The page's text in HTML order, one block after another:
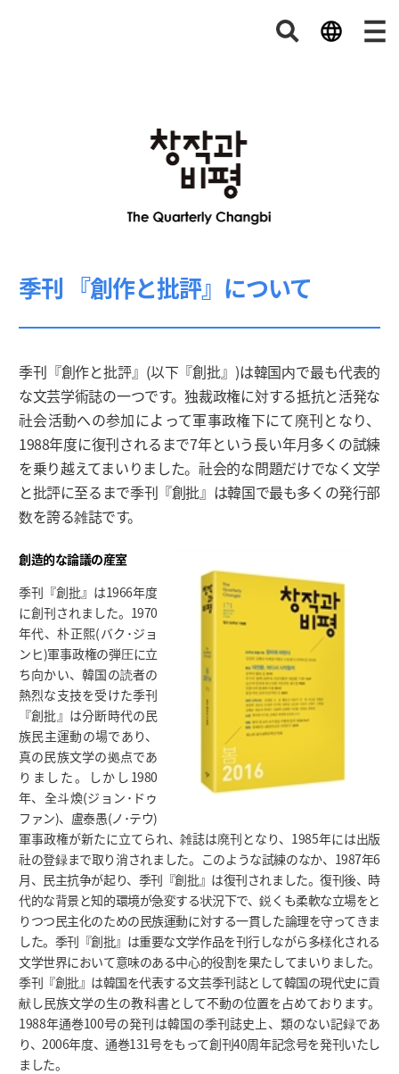
季刊 『創作と批評』について
季刊『創作と批評』(以下『創批』)は韓国内で最も代表的
な文芸学術誌の一つです。独裁政権に対する抵抗と活発な
社会活動への参加によって軍事政権下にて廃刊となり、
1988年度に復刊されるまで7年という長い年月多くの試練
を乗り越えてまいりました。社会的な問題だけでなく文学
と批評に至るまで季刊『創批』は韓国で最も多くの発行部
数を誇る雑誌です。
創造的な論議の産室
季刊『創批』は1966年度
に創刊されました。1970
年代、朴正熙(バク･ジョ
ンヒ)軍事政権の弾圧に立
ち向かい、韓国の読者の
熱烈な支技を受けた季刊
『創批』は分断時代の民
族民主運動の場であり、
真の民族文学の拠点であ
りました。しかし1980
年、全斗煥(ジョン･ドゥ
ファン)、盧泰愚(ノ･テウ)
軍事政権が新たに立てられ、雑誌は廃刊となり、1985年には出版
社の登録まで取り消されました。このような試練のなか、1987年6
月、民主抗争が起り、季刊『創批』は復刊されました。復刊後、時
代的な背景と知的環境が急変する状況下で、鋭くも柔軟な立場をと
りつつ民主化のための民族運動に対する一貫した論理を守ってきま
した。季刊『創批』は重要な文学作品を刊行しながら多様化される
文学世界において意味のある中心的役割を果たしてまいりました。
季刊『創批』は韓国を代表する文芸季刊誌として韓国の現代史に貢
献し民族文学の生の教科書として不動の位置を占めております。
1988年通巻100号の発刊は韓国の季刊誌史上、類のない記録であ
り、2006年度、通巻131号をもって創刊40周年記念号を発刊いたし
ました。